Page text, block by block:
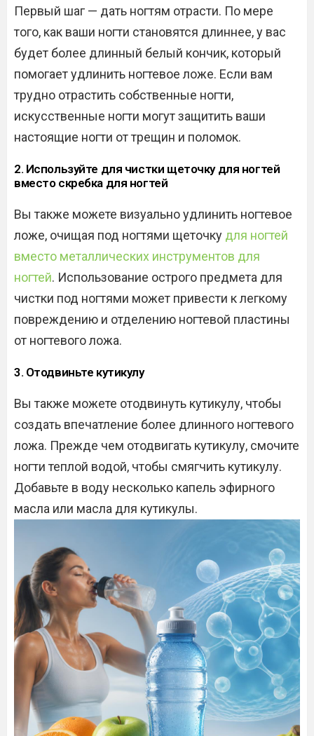
Первый шаг — дать ногтям отрасти. По мере
того, как ваши ногти становятся длиннее, у вас
будет более длинный белый кончик, который
помогает удлинить ногтевое ложе. Если вам
трудно отрастить собственные ногти,
искусственные ногти могут защитить ваши
настоящие ногти от трещин и поломок.
2. Используйте для чистки щеточку для ногтей
вместо скребка для ногтей
Вы также можете визуально удлинить ногтевое
ложе, очищая под ногтями щеточку для ногтей
вместо металлических инструментов для
ногтей. Использование острого предмета для
чистки под ногтями может привести к легкому
повреждению и отделению ногтевой пластины
от ногтевого ложа.
3. Отодвиньте кутикулу
Вы также можете отодвинуть кутикулу, чтобы
создать впечатление более длинного ногтевого
ложа. Прежде чем отодвигать кутикулу, смочите
ногти теплой водой, чтобы смягчить кутикулу.
Добавьте в воду несколько капель эфирного
масла или масла для кутикулы.